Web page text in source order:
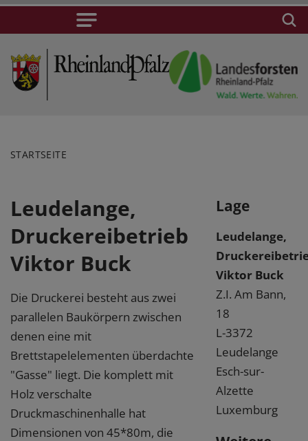
STARTSEITE
Leudelange,
Druckereibetrieb
Viktor Buck
Die Druckerei besteht aus zwei
parallelen Baukörpern zwischen
denen eine mit
Brettstapelelementen überdachte
"Gasse" liegt. Die komplett mit
Holz verschalte
Druckmaschinenhalle hat
Dimensionen von 45*80m, die
Lage
Leudelange,
Viktor Buck
Z.I. Am Bann,
18
L-3372
Leudelange
Esch-sur-
Alzette
Luxemburg